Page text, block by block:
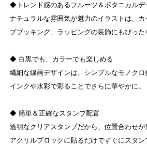
◆トレンド感のあるフルーツ＆ボタニカルデ
ナチュラルな雰囲気が魅力のイラストは、カ
プブッキング、ラッピングの装飾にもぴった
◆ 白黒でも、カラーでも楽しめる
繊細な線画デザインは、シンプルなモノクロ
インクや水彩で彩ることでさらに華やかに。
◆ 簡単＆正確なスタンプ配置
透明なクリアスタンプだから、位置合わせが
アクリルブロックに貼るだけですぐにスタン